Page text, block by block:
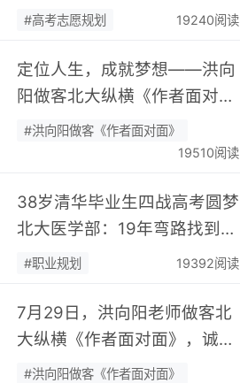
数据，靠“人”…
#高考志愿规划 19240阅读
定位人生，成就梦想——洪向
阳做客北大纵横《作者面对
面》开展职业规划专题分享…
#洪向阳做客《作者面对面》
19510阅读
38岁清华毕业生四战高考圆梦
北大医学部：19年弯路找到终
身热爱，可幸又可惜！…
#职业规划 19392阅读
7月29日，洪向阳老师做客北
大纵横《作者面对面》，诚邀
您现场相聚！…
#洪向阳做客《作者面对面》